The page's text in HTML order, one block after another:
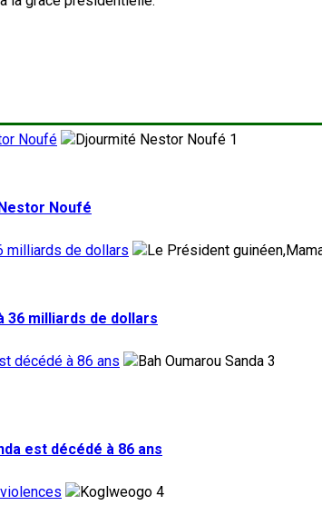
Noufé
1
Noufé
milliards de dollars
36 milliards de dollars
décédé à 86 ans
3
est décédé à 86 ans
4